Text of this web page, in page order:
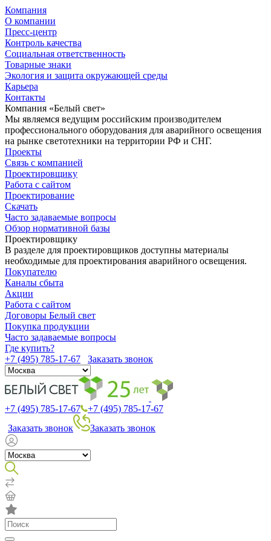
Компания
О компании
Пресс-центр
Контроль качества
Социальная ответственность
Товарные знаки
Экология и защита окружающей среды
Карьера
Контакты
Компания «Белый свет»
Мы являемся ведущим российским производителем
профессионального оборудования для аварийного освещения
на рынке светотехники на территории РФ и СНГ.
Проекты
Связь с компанией
Проектировщику
Работа с сайтом
Проектирование
Скачать
Часто задаваемые вопросы
Обзор нормативной базы
Проектировщику
В разделе для проектировщиков доступны материалы
необходимые для проектирования аварийного освещения.
Покупателю
Каналы сбыта
Акции
Работа с сайтом
Договоры Белый свет
Покупка продукции
Часто задаваемые вопросы
Где купить?
+7 (495) 785-17-67
Заказать звонок
+7 (495) 785-17-67
+7 (495) 785-17-67
Заказать звонок
Заказать звонок